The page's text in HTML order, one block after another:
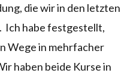
die wir in den letzten
Ich habe festgestellt,
Wege in mehrfacher
haben beide Kurse in